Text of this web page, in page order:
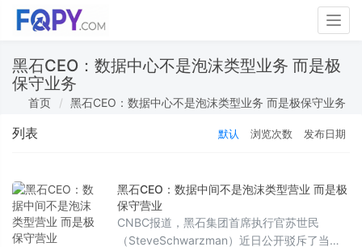
黑石CEO：数据中心不是泡沫类型业务 而是极
保守业务
首页 黑石CEO：数据中心不是泡沫类型业务 而是极保守业务
列表 默认 浏览次数 发布日期
黑石CEO：数据中间不是泡沫类型营业 而是极
保守营业
CNBC报道，黑石集团首席执行官苏世民
（SteveSchwarzman）近日公开驳斥了当前